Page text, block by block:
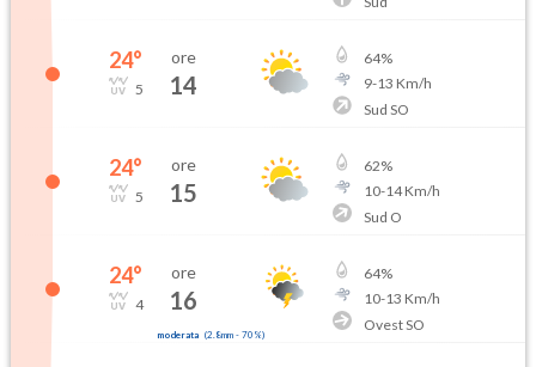
24°
5
ore
14
64%
9-13 Km/h
Sud SO
24°
5
ore
15
62%
10-14Km/h
Sud O
24°
4
ore
16
moderata (2.8mm- 70 %)
64%
10-13 Km/h
Ovest SO